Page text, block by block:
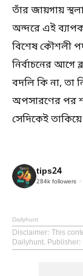
তাঁর জায়গায়
অন্দরে এই
বিশেষ কৌশলী
নির্বাচনের আগে
বদলি কি না, তা
অপসারণের পর
সেদিকেই
tips24
284k followers
Dailyhunt
Disclaimer: This
Dailyhunt. Publisher: